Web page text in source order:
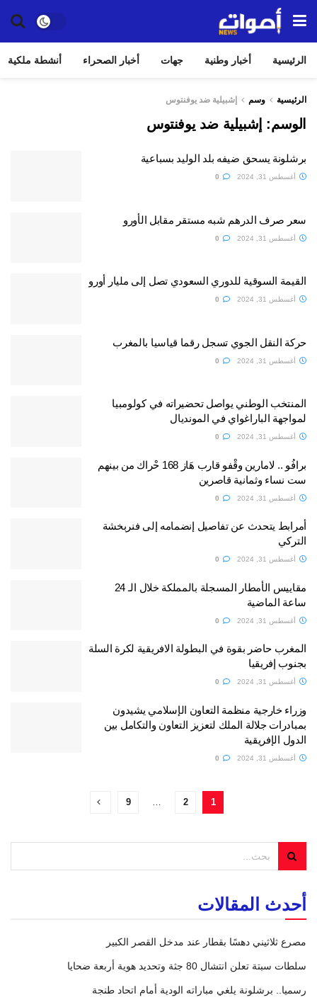
الرئيسية أخبار وطنية جهات أخبار الصحراء أنشطة ملكية
الرئيسية وسم إشبيلية ضد يوفنتوس
الوسم: إشبيلية ضد يوفنتوس
برشلونة يسحق ضيفه بلد الوليد بسباعية
أغسطس 31, 2024
سعر صرف الدرهم شبه مستقر مقابل الأورو
أغسطس 31, 2024
القيمة السوقية للدوري السعودي تصل إلى مليار أورو
أغسطس 31, 2024
حركة النقل الجوي تسجل رقما قياسيا بالمغرب
أغسطس 31, 2024
المنتخب الوطني يواصل تحضيراته في كولومبيا
لمواجهة الباراغواي في المونديال
أغسطس 31, 2024
برافُو .. لامارين وقْفو قارب هَاز 168 حْراك من بينهم
ست نساء وثمانية قاصرين
أغسطس 31, 2024
أمرابط يتحدث عن تفاصيل إنضمامه إلى فنربخشة
التركي
أغسطس 31, 2024
مقاييس الأمطار المسجلة بالمملكة خلال الـ 24
ساعة الماضية
أغسطس 31, 2024
المغرب حاضر بقوة في البطولة الافريقية لكرة السلة
بجنوب إفريقيا
أغسطس 31, 2024
وزراء خارجية منظمة التعاون الإسلامي يشيدون
بمبادرات جلالة الملك لتعزيز التعاون والتكامل بين
الدول الإفريقية
أغسطس 31, 2024
1
2
9
أحدث المقالات
مصرع ثلاثيني دهسًا بقطار عند مدخل القصر الكبير
سلطات سبتة تعلن انتشال 80 جثة وتحديد هوية أربعة ضحايا
رسميا.. برشلونة يلغي مباراته الودية أمام اتحاد طنجة